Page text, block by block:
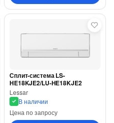
Сплит-система LS-
HE18KJE2/LU-HE18KJE2
Lessar
В наличии
Цена по запросу